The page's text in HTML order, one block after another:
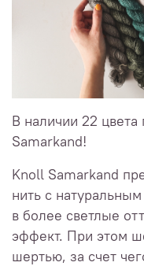
В наличии 22
Samarkand!
Knoll Samarkand
нить с
в более светлые
эффект. При этом
шертью, за счет